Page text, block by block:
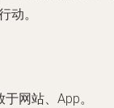
动。
网站、App。